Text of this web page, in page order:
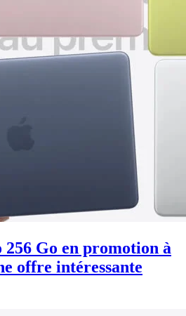
Go en promotion à
offre intéressante